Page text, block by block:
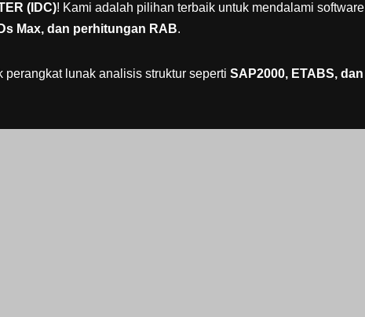
(IDC)! Kami adalah pilihan terbaik untuk mendalami software
Max, dan perhitungan RAB.
lunak analisis struktur seperti SAP2000, ETABS, dan